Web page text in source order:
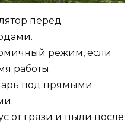
перед
режим, если
работы.
под прямыми
от грязи и пыли после